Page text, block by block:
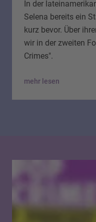
In der
Selena bereits ein
kurz bevor. Über
wir in der zweiten
Crimes".
mehr lesen